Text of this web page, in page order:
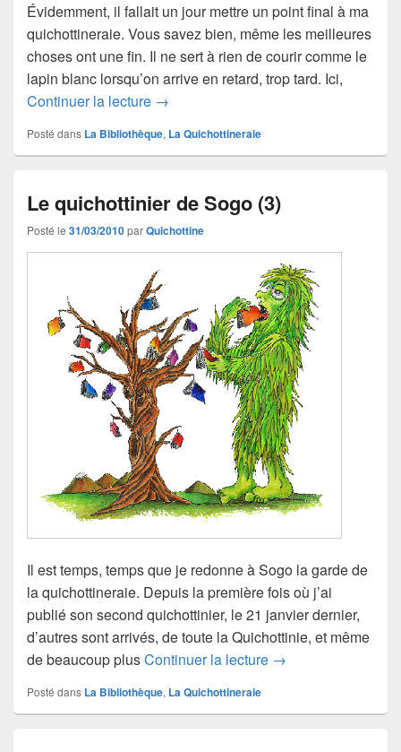
Évidemment, il fallait un jour mettre un point final à ma
quichottineraie. Vous savez bien, même les meilleures
choses ont une fin. Il ne sert à rien de courir comme le
lapin blanc lorsqu’on arrive en retard, trop tard. Ici,
Continuer la lecture Trop tard !
→
Posté dans La Bibliothèque, La Quichottineraie
Le quichottinier de Sogo (3)
Posté le 31/03/2010parQuichottine
Il est temps, temps que je redonne à Sogo la garde de
la quichottineraie. Depuis la première fois où j’ai
publié son second quichottinier, le 21 janvier dernier,
d’autres sont arrivés, de toute la Quichottinie, et même
de beaucoup plusContinuer la lecture Le quichottinier de
→
Posté dans La Bibliothèque, La Quichottineraie